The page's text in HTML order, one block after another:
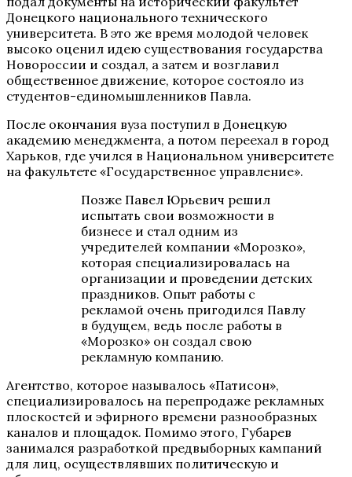
Донецкого национального технического
университета. В это же время молодой человек
высоко оценил идею существования государства
Новороссии и создал, а затем и возглавил
общественное движение, которое состояло из
студентов-единомышленников Павла.
После окончания вуза поступил в Донецкую
академию менеджмента, а потом переехал в город
Харьков, где учился в Национальном университете
на факультете «Государственное управление».
Позже Павел Юрьевич решил
испытать свои возможности в
бизнесе и стал одним из
учредителей компании «Морозко»,
которая специализировалась на
организации и проведении детских
праздников. Опыт работы с
рекламой очень пригодился Павлу
в будущем, ведь после работы в
«Морозко» он создал свою
рекламную компанию.
Агентство, которое называлось «Патисон»,
специализировалось на перепродаже рекламных
плоскостей и эфирного времени разнообразных
каналов и площадок. Помимо этого, Губарев
занимался разработкой предвыборных кампаний
для лиц, осуществлявших политическую и